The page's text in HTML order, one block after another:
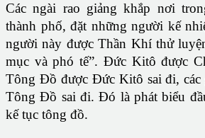
Các ngài rao giảng khắp nơi
thành phố, đặt những người kế
người này được Thần Khí thử
mục và phó tế”. Đức Kitô được
Tông Đồ được Đức Kitô sai đi, các
Tông Đồ sai đi. Đó là phát biểu
kế tục tông đồ.